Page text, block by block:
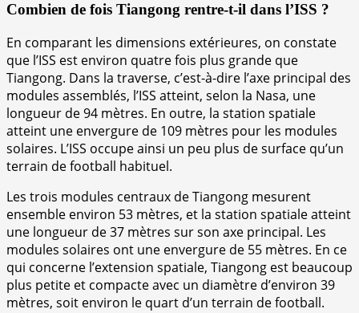
Combien de fois Tiangong rentre-t-il dans l’ISS ?
En comparant les dimensions extérieures, on constate
que l’ISS est environ quatre fois plus grande que
Tiangong. Dans la traverse, c’est-à-dire l’axe principal des
modules assemblés, l’ISS atteint, selon la Nasa, une
longueur de 94 mètres. En outre, la station spatiale
atteint une envergure de 109 mètres pour les modules
solaires. L’ISS occupe ainsi un peu plus de surface qu’un
terrain de football habituel.
Les trois modules centraux de Tiangong mesurent
ensemble environ 53 mètres, et la station spatiale atteint
une longueur de 37 mètres sur son axe principal. Les
modules solaires ont une envergure de 55 mètres. En ce
qui concerne l’extension spatiale, Tiangong est beaucoup
plus petite et compacte avec un diamètre d’environ 39
mètres, soit environ le quart d’un terrain de football.